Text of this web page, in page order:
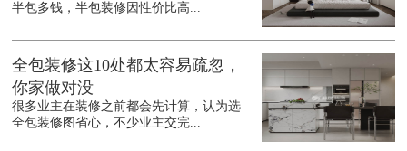
半包多钱，半包装修因性价比高...
全包装修这10处都太容易疏忽，
你家做对没
很多业主在装修之前都会先计算，认为选
全包装修图省心，不少业主交完...